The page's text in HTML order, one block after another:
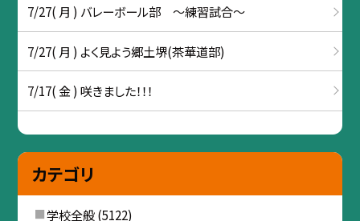
7/27( 月 ) バレーボール部 ～練習試合～
7/27( 月 ) よく見よう郷土堺(茶華道部)
7/17( 金 ) 咲きました！！！
カテゴリ
学校全般(5122)